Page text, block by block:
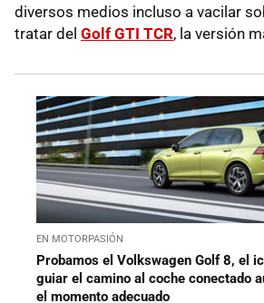
diversos medios incluso a vacilar
tratar del Golf GTI TCR, la versión
EN MOTORPASIÓN
Probamos el Volkswagen Golf 8, el
guiar el camino al coche conectado
el momento adecuado